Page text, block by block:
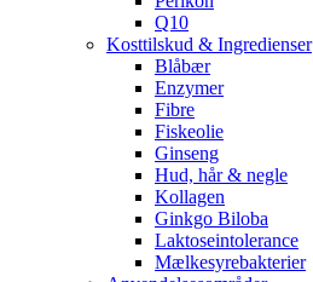
Q10
Kosttilskud & Ingredienser
Blåbær
Enzymer
Fibre
Fiskeolie
Ginseng
Hud, hår & negle
Kollagen
Ginkgo Biloba
Laktoseintolerance
Mælkesyrebakterier